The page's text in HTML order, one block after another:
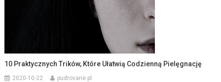
10 Praktycznych Trików, Które Ułatwią Codzienną Pielęgnację
2020-10-22 pudrovane.pl